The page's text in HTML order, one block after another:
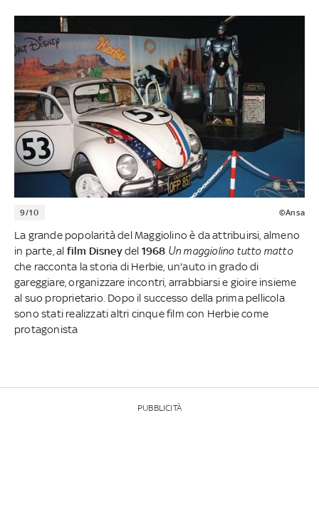
9/10 ©Ansa
La grande popolarità del Maggiolino è da attribuirsi, almeno
in parte, al film Disneydel 1968 Un maggiolino tutto matto
che racconta la storia di Herbie, un'auto in grado di
gareggiare, organizzare incontri, arrabbiarsi e gioire insieme
al suo proprietario. Dopo il successo della prima pellicola
sono stati realizzati altri cinque film con Herbie come
protagonista
PUBBLICITÀ